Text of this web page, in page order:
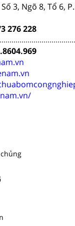
Số 3, Ngõ 8, Tổ 6,
276 228